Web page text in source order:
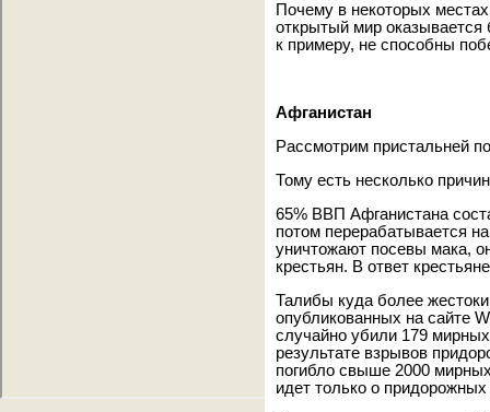
Почему в некоторых
открытый мир
к примеру, не способны
Афганистан
Рассмотрим пристальней
Тому есть несколько
65% ВВП Афганистана
потом перерабатывается
уничтожают посевы мака,
крестьян. В ответ
Талибы куда более
опубликованных на сайте
случайно убили 179
результате взрывов
погибло свыше 2000
идет только о